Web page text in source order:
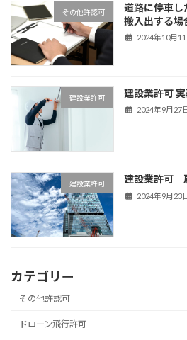
その他許認可
道路に停車し
搬入出する場
2024年10月11
建設業許可 建設業許可
2024年9月27
建設業許可 建設業許可
2024年9月23
カテゴリー
その他許認可
ドローン飛行許可